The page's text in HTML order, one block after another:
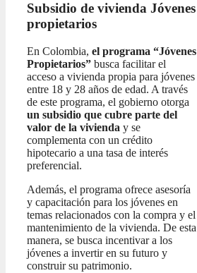
Subsidio de vivienda Jóvenes
propietarios
En Colombia, el programa “Jóvenes
Propietarios” busca facilitar el
acceso a vivienda propia para jóvenes
entre 18 y 28 años de edad. A través
de este programa, el gobierno otorga
un subsidio que cubre parte del
valor de la vivienda y se
complementa con un crédito
hipotecario a una tasa de interés
preferencial.
Además, el programa ofrece asesoría
y capacitación para los jóvenes en
temas relacionados con la compra y el
mantenimiento de la vivienda. De esta
manera, se busca incentivar a los
jóvenes a invertir en su futuro y
construir su patrimonio.